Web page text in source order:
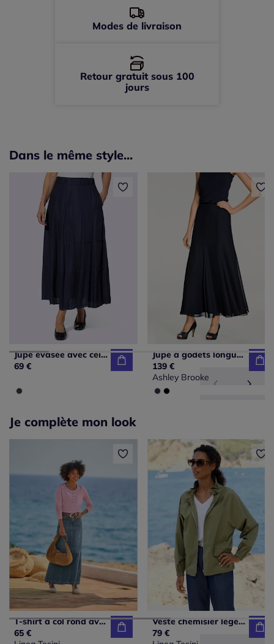
Modes de livraison
Retour gratuit sous 100
jours
Dans le même style...
Jupe évasée avec ceinture élastique et poches latérales
69 €
Jupe à godets longue en mousseline satinée avec ourlet évasé
139 €
Ashley Brooke
Je complète mon look
T-shirt à col rond avec délicat empiècement en dentelle et fentes latérales
65 €
Veste chemisier léger à col montant et manches raglan
79 €